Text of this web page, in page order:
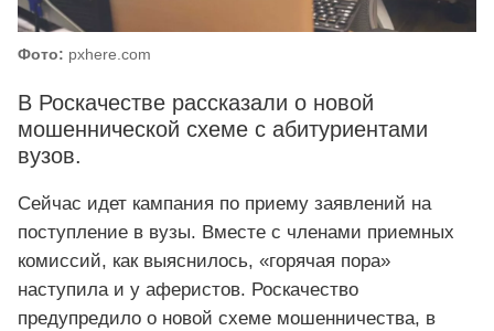
Фото: pxhere.com
В Роскачестве рассказали о новой
мошеннической схеме с абитуриентами
вузов.
Сейчас идет кампания по приему заявлений на
поступление в вузы. Вместе с членами приемных
комиссий, как выяснилось, «горячая пора»
наступила и у аферистов. Роскачество
предупредило о новой схеме мошенничества, в